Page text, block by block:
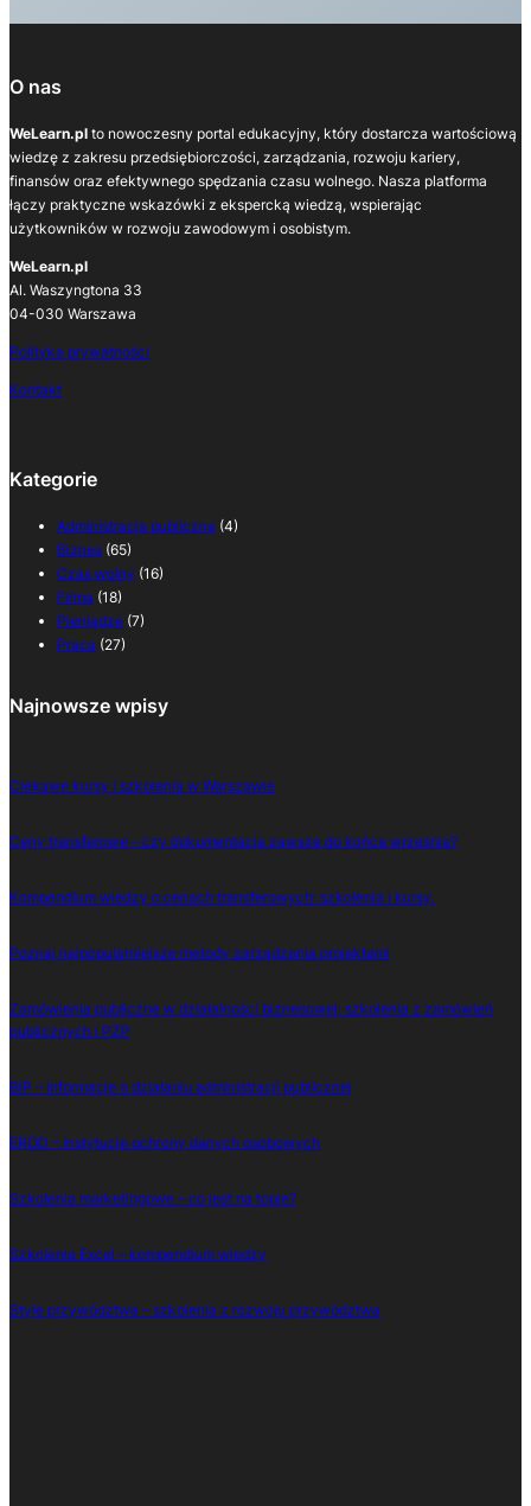
O nas
WeLearn.pl to nowoczesny portal edukacyjny, który dostarcza wartościową
wiedzę z zakresu przedsiębiorczości, zarządzania, rozwoju kariery,
finansów oraz efektywnego spędzania czasu wolnego. Nasza platforma
łączy praktyczne wskazówki z ekspercką wiedzą, wspierając
użytkowników w rozwoju zawodowym i osobistym.
WeLearn.pl
Al. Waszyngtona 33
04-030 Warszawa
Polityka prywatności
Kontakt
Kategorie
Administracja publiczna (4)
Biznes (65)
Czas wolny (16)
Firma (18)
Pieniądze (7)
Praca (27)
Najnowsze wpisy
Ciekawe kursy i szkolenia w Warszawie
Ceny transferowe – czy dokumentacja zawsze do końca września?
Kompendium wiedzy o cenach transferowych: szkolenia i kursy.
Poznaj najpopularniejsze metody zarządzania projektami
Zamówienia publiczne w działalności biznesowej: szkolenia z zamówień
publicznych i PZP
BIP – informacje o działaniu administracji publicznej
EROD – instytucje ochrony danych osobowych
Szkolenia marketingowe – co jest na topie?
Szkolenia Excel – kompendium wiedzy
Style przywództwa – szkolenia z rozwoju przywództwa